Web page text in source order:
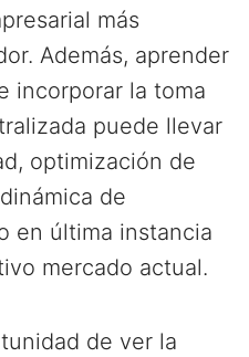
más
Además, aprender
incorporar la toma
puede llevar
optimización de
de
en última instancia
mercado actual.
de ver la